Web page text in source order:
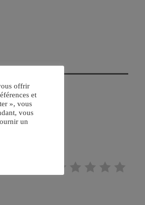
offrir
et
», vous
vous
un